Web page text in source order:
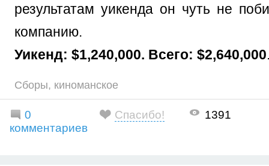
результатам уикенда он чуть не
компанию.
Уикенд: $1,240,000. Всего: $2,640,000
Сборы, киноманское
0
комментариев
Спасибо! 1391